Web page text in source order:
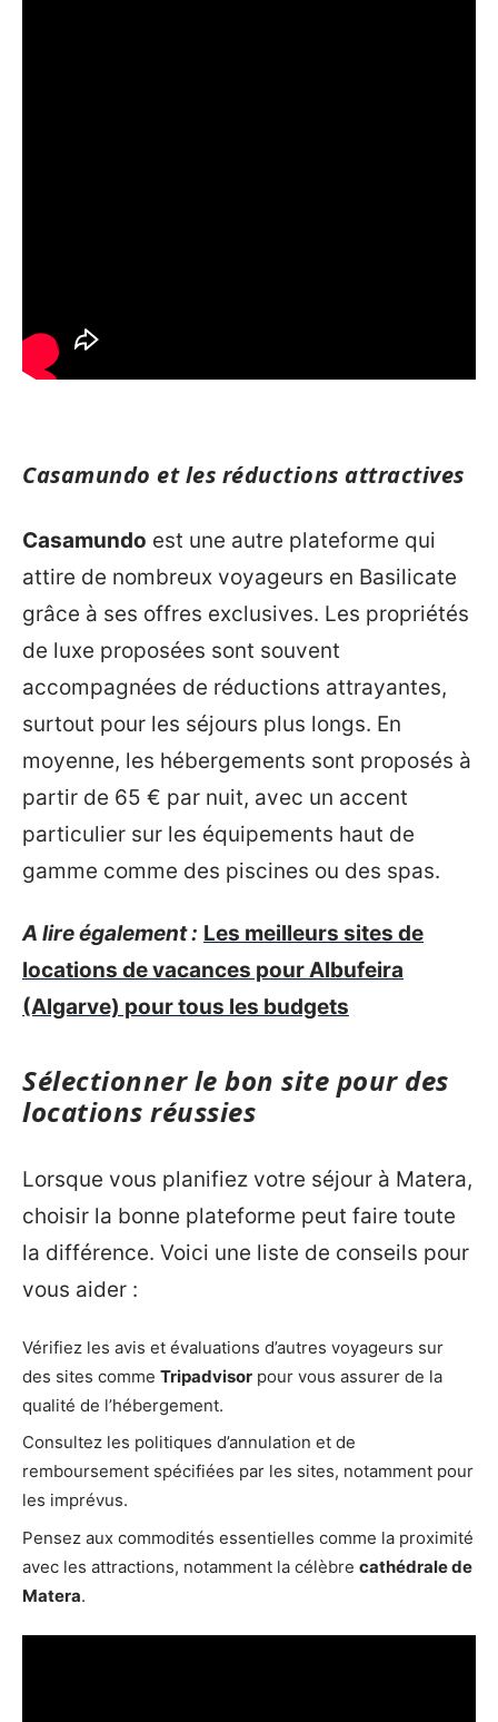
Casamundo et les réductions attractives
Casamundo est une autre plateforme qui
attire de nombreux voyageurs en Basilicate
grâce à ses offres exclusives. Les propriétés
de luxe proposées sont souvent
accompagnées de réductions attrayantes,
surtout pour les séjours plus longs. En
moyenne, les hébergements sont proposés à
partir de 65 € par nuit, avec un accent
particulier sur les équipements haut de
gamme comme des piscines ou des spas.
A lire également : Les meilleurs sites de
locations de vacances pour Albufeira
(Algarve) pour tous les budgets
Sélectionner le bon site pour des
locations réussies
Lorsque vous planifiez votre séjour à Matera,
choisir la bonne plateforme peut faire toute
la différence. Voici une liste de conseils pour
vous aider :
Vérifiez les avis et évaluations d’autres voyageurs sur
des sites comme Tripadvisor pour vous assurer de la
qualité de l’hébergement.
Consultez les politiques d’annulation et de
remboursement spécifiées par les sites, notamment pour
les imprévus.
Pensez aux commodités essentielles comme la proximité
avec les attractions, notamment la célèbre cathédrale de
Matera.